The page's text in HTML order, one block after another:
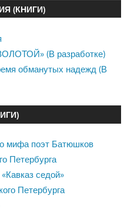
(КНИГИ)
(В разработке)
обманутых надежд (В
мифа поэт Батюшков
Петербурга
седой»
Петербурга